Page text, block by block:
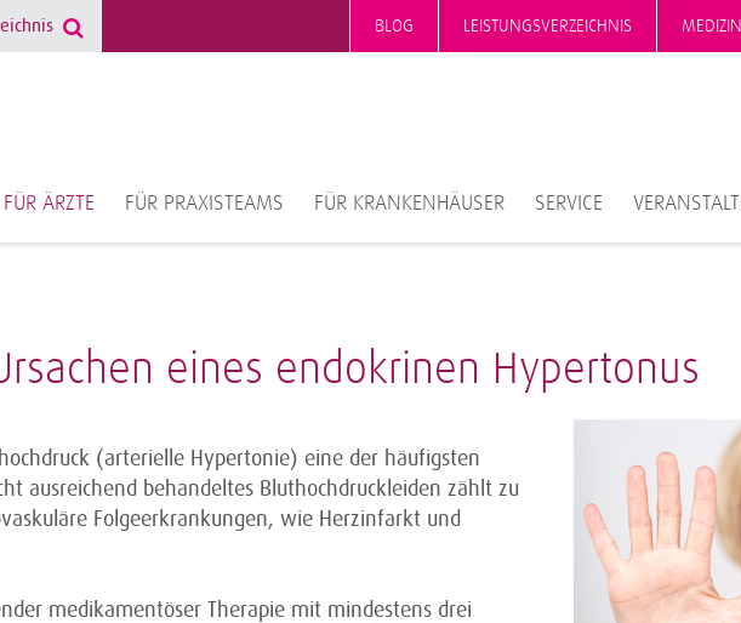
BLOG LEISTUNGSVERZEICHNIS
FÜR ÄRZTE FÜR PRAXISTEAMS FÜR KRANKENHÄUSER SERVICE
eines endokrinen Hypertonus
(arterielle Hypertonie) eine der häufigsten
ausreichend behandeltes Bluthochdruckleiden zählt zu
Folgeerkrankungen, wie Herzinfarkt und
medikamentöser Therapie mit mindestens drei